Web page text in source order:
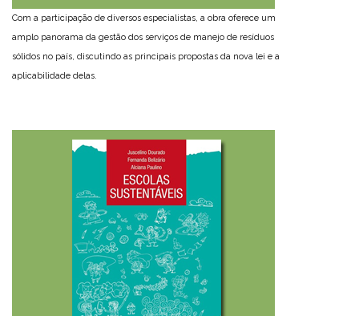
Com a participação de diversos especialistas, a obra oferece um
amplo panorama da gestão dos serviços de manejo de resíduos
sólidos no país, discutindo as principais propostas da nova lei e a
aplicabilidade delas.